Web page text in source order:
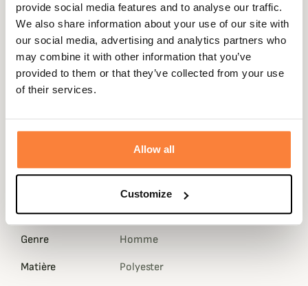
provide social media features and to analyse our traffic.
We also share information about your use of our site with
our social media, advertising and analytics partners who
may combine it with other information that you’ve
provided to them or that they’ve collected from your use
of their services.
Allow all
Customize
Avec la nouvelle gamme Seeland Vantage, vous
bénéficiez de nombreuses caractéristiques de chasse
très pratiques, comme un porte-cartouche dans la
poche de cuisse droite et deux ouvertures zippées à
l'arrière des cuisses pour la ventilation en cas d'activité
intense.
Le pantalon Vantage conviendra tout aussi bien pour
des affûts ou des poussées silencieuses.
Fiche technique
Coloris Camouflage , Orange, Vert
Genre Homme
Matière Polyester